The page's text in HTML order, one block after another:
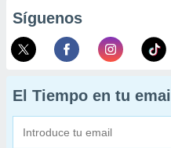
Síguenos
El Tiempo en tu email